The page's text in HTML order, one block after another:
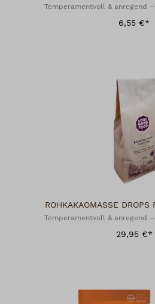
Temperamentvoll & anregend
6,55 €*
ROHKAKAOMASSE
Temperamentvoll & anregend
29,95 €*